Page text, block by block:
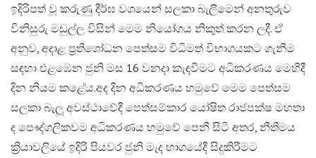
ඉදිරිපත් වූ කරුණු දීර්ඝ වශයෙන් සලකා බැලීමෙන් අනතුරුව
විනිසුරු මඩුල්ල විසින් මෙම නියෝගය නිකුත් කරන ලදී. ඒ
අනුව, අදාළ ප්‍රතිශෝධන පෙත්සම විධිමත් විභාගයකට ගැනීම
සඳහා එළඹෙන ජුනි මස 16 වනදා කැඳවීමට අධිකරණය මෙහිදී
දින නියම කළේය.​අද දින අධිකරණය හමුවේ මෙම පෙත්සම
සලකා බැලූ අවස්ථාවේදී පෙත්සම්කාර යෝෂිත රාජපක්ෂ මහතා
ද පෞද්ගලිකවම අධිකරණය හමුවේ පෙනී සිටි අතර, නීතිමය
ක්‍රියාවලියේ ඉදිරි පියවර ජුනි මැද භාගයේදී සිදුකිරීමට